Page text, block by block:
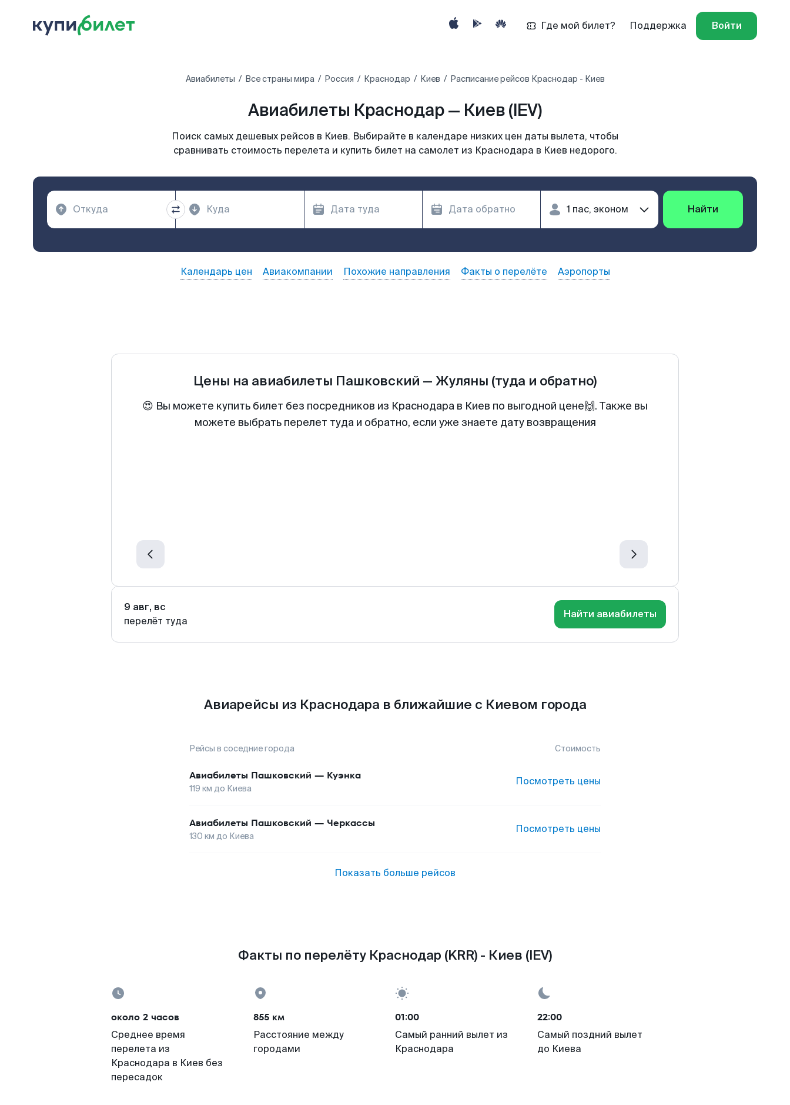
Где мой билет? Поддержка Войти
Авиабилеты Все страны мира Россия Краснодар Киев Расписание рейсов Краснодар - Киев
Авиабилеты Краснодар — Киев (IEV)
Поиск самых дешевых рейсов в Киев. Выбирайте в календаре низких цен даты вылета, чтобы
сравнивать стоимость перелета и купить билет на самолет из Краснодара в Киев недорого.
Найти
Календарь цен Авиакомпании Похожие направления Факты о перелёте Аэропорты
Цены на авиабилеты Пашковский — Жуляны (туда и обратно)
😍 Вы можете купить билет без посредников из Краснодара в Киев по выгодной цене🙌. Также вы
можете выбрать перелет туда и обратно, если уже знаете дату возвращения
9 авг, вс
перелёт туда
Найти авиабилеты
Авиарейсы из Краснодара в ближайшие с Киевом города
Рейсы в соседние города Стоимость
Авиабилеты Пашковский — Куэнка
119 км до Киева
Посмотреть цены
Авиабилеты Пашковский — Черкассы
130 км до Киева
Посмотреть цены
Показать больше рейсов
Факты по перелёту Краснодар (KRR) - Киев (IEV)
около 2 часов
Среднее время
перелета из
Краснодара в Киев без
пересадок
855 км
Расстояние между
городами
01:00
Самый ранний вылет из
Краснодара
22:00
Самый поздний вылет
до Киева